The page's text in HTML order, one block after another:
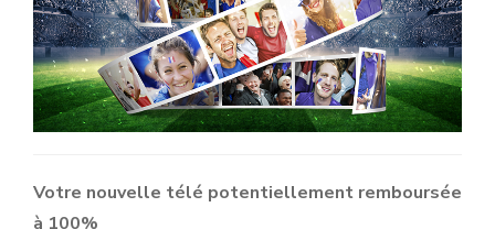
Votre nouvelle télé potentiellement remboursée
à 100%